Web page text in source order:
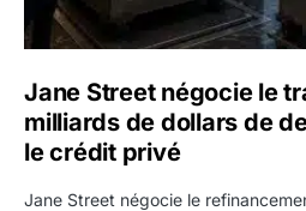
Jane Street négocie le
milliards de dollars de
le crédit privé
Jane Street négocie le